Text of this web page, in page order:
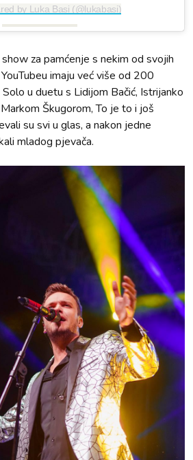
by Luka Basi (@lukabasi)
za pamćenje s nekim od svojih
imaju već više od 200
u duetu s Lidijom Bačić, Istrijanko
Škugorom, To je to i još
su svi u glas, a nakon jedne
mladog pjevača.